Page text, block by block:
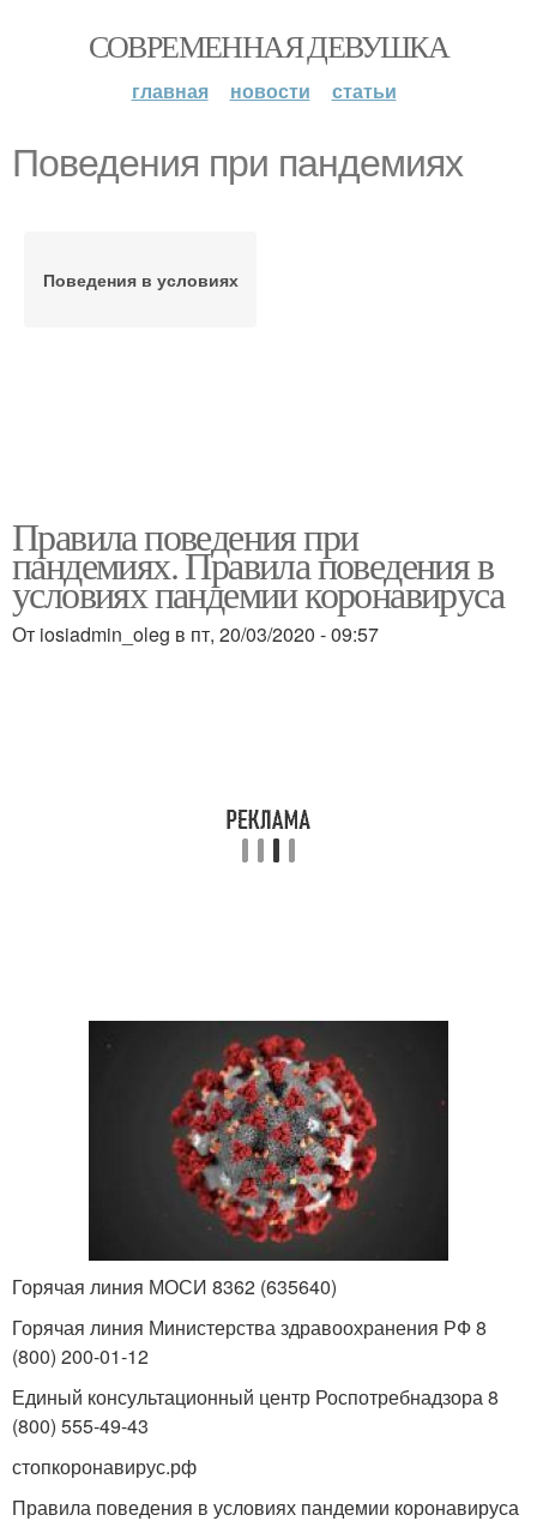
СОВРЕМЕННАЯ ДЕВУШКА
главная новости статьи
Поведения при пандемиях
Поведения в условиях
Правила поведения при
пандемиях. Правила поведения в
условиях пандемии коронавируса
От iosiadmin_oleg в пт, 20/03/2020 - 09:57
Горячая линия МОСИ 8362 (635640)
Горячая линия Министерства здравоохранения РФ 8
(800) 200-01-12
Единый консультационный центр Роспотребнадзора 8
(800) 555-49-43
стопкоронавирус.рф
Правила поведения в условиях пандемии коронавируса